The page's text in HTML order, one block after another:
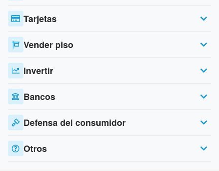
Tarjetas
Vender piso
Invertir
Bancos
Defensa del consumidor
Otros